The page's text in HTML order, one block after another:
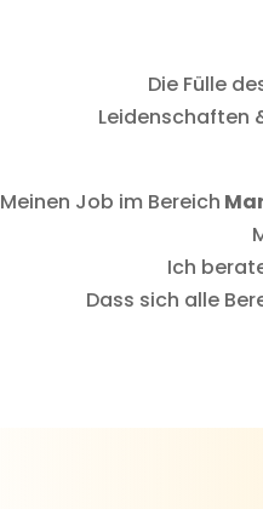
Die Fülle
Leidenschaften
Meinen Job im Bereich
Ich
Dass sich alle